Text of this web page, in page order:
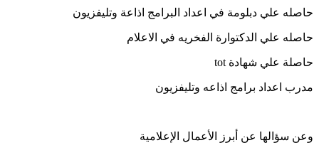
حاصله علي دبلومة في اعداد البرامج اذاعة وتليفزيون
حاصله علي الدكتوارة الفخريه في الاعلام
حاصلة علي شهادة tot
مدرب اعداد برامج اذاعه وتليفزيون
وعن سؤالها عن أبرز الأعمال الإعلامية